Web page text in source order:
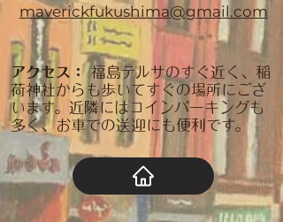
maverickfukushima@gmail.com
アクセス：福島テルサのすぐ近く、稲
荷神社からも歩いてすぐの場所にござ
います。近隣にはコインパーキングも
多く、お車での送迎にも便利です。